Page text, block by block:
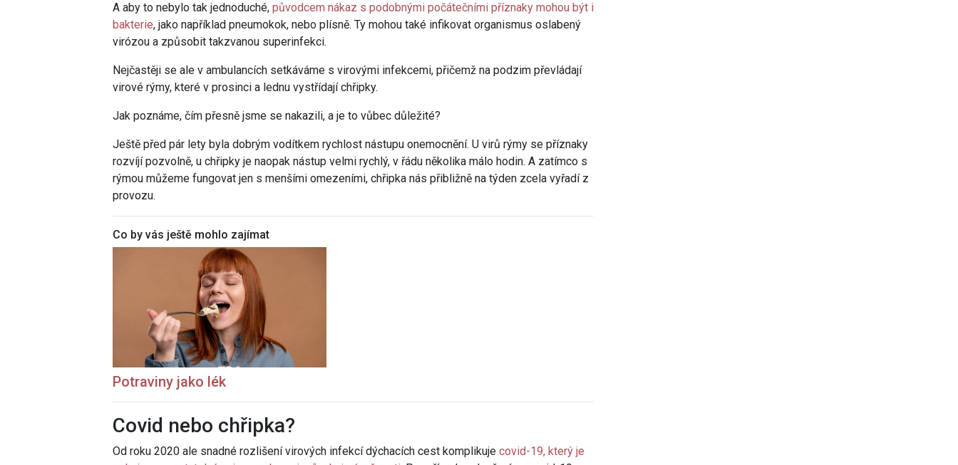
A aby to nebylo tak jednoduché, původcem nákaz s podobnými počátečními příznaky mohou být i
bakterie, jako například pneumokok, nebo plísně. Ty mohou také infikovat organismus oslabený
virózou a způsobit takzvanou superinfekci.
Nejčastěji se ale v ambulancích setkáváme s virovými infekcemi, přičemž na podzim převládají
virové rýmy, které v prosinci a lednu vystřídají chřipky.
Jak poznáme, čím přesně jsme se nakazili, a je to vůbec důležité?
Ještě před pár lety byla dobrým vodítkem rychlost nástupu onemocnění. U virů rýmy se příznaky
rozvíjí pozvolně, u chřipky je naopak nástup velmi rychlý, v řádu několika málo hodin. A zatímco s
rýmou můžeme fungovat jen s menšími omezeními, chřipka nás přibližně na týden zcela vyřadí z
provozu.
Co by vás ještě mohlo zajímat
Potraviny jako lék
Covid nebo chřipka?
Od roku 2020 ale snadné rozlišení virových infekcí dýchacích cest komplikuje covid-19, který je